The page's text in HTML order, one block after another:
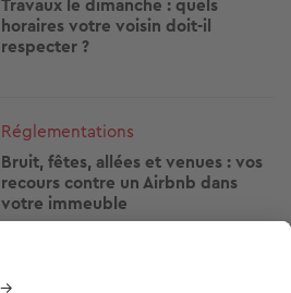
horaires votre voisin doit-il
respecter ?
Réglementations
Bruit, fêtes, allées et venues : vos
recours contre un Airbnb dans
votre immeuble